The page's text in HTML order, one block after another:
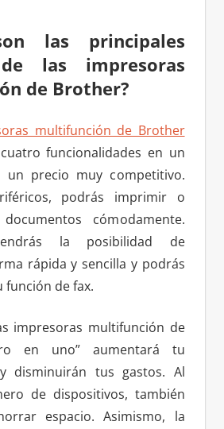
las principales
las impresoras
de Brother?
multifunción de Brother
funcionalidades en un
un precio muy competitivo.
podrás imprimir o
cómodamente.
la posibilidad de
rápida y sencilla y podrás
función de fax.
impresoras multifunción de
en uno” aumentará tu
disminuirán tus gastos. Al
de dispositivos, también
espacio. Asimismo, la